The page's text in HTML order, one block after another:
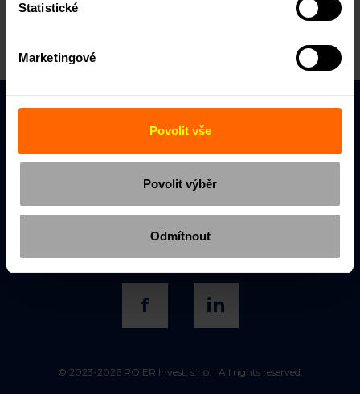
Statistické
Marketingové
Povolit vše
Povolit výběr
Odmítnout
Souhlasím se zpracováním osobních údajů
ROIER Invest, s.r.o.
Jeseniova 2769, 130 00 Praha 3
+420 770 158 099
f in
© 2023-2026 ROIER Invest, s.r.o. | All rights reserved.